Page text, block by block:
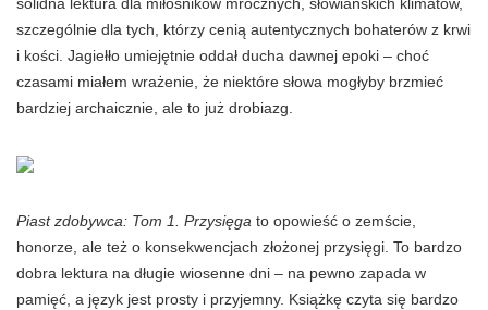
solidna lektura dla miłośników mrocznych, słowiańskich klimatów,
szczególnie dla tych, którzy cenią autentycznych bohaterów z krwi
i kości. Jagiełło umiejętnie oddał ducha dawnej epoki – choć
czasami miałem wrażenie, że niektóre słowa mogłyby brzmieć
bardziej archaicznie, ale to już drobiazg.
Piast zdobywca: Tom 1. Przysięga to opowieść o zemście,
honorze, ale też o konsekwencjach złożonej przysięgi. To bardzo
dobra lektura na długie wiosenne dni – na pewno zapada w
pamięć, a język jest prosty i przyjemny. Książkę czyta się bardzo